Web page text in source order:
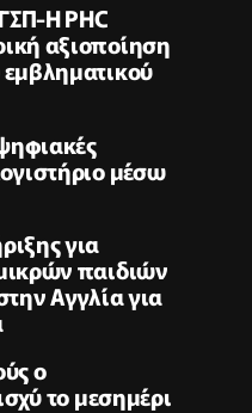
Η PHC
αξιοποίηση
μέσω
για
παιδιών
Αγγλία για
ο
το μεσημέρι